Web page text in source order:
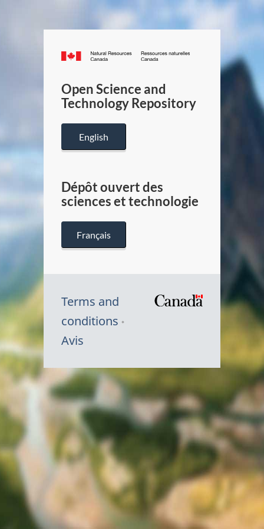
Canada.ca
/
Canada
Open Science and
Technology Repository
English
Dépôt ouvert des
sciences et technologie
Français
Terms and
conditions
Avis
Canada